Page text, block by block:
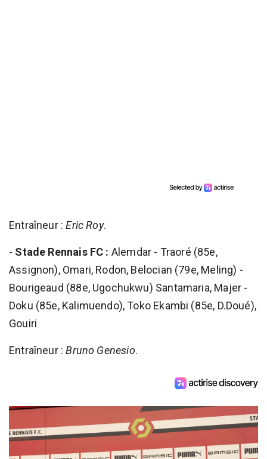
Entraîneur :Eric Roy.
- Stade Rennais FC : Alemdar - Traoré (85e,
Assignon), Omari, Rodon, Belocian (79e, Meling) -
Bourigeaud (88e, Ugochukwu) Santamaria, Majer -
Doku (85e, Kalimuendo), Toko Ekambi (85e, D.Doué),
Gouiri
Entraîneur :Bruno Genesio.